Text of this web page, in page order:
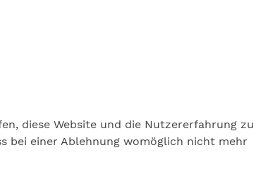
diese Website und die Nutzererfahrung zu
bei einer Ablehnung womöglich nicht mehr